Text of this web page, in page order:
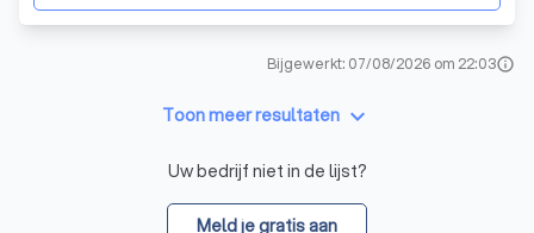
Bijgewerkt: 07/08/2026 om 22:03info
Toon meer resultaten keyboard_arrow_down
Uw bedrijf niet in de lijst?
Meld je gratis aan